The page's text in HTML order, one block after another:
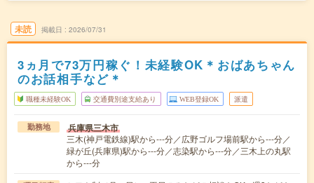
未読 掲載日 2026/07/31
3ヵ月で73万円稼ぐ！未経験OK＊おばあちゃん
のお話相手など＊
職種未経験OK 交通費別途支給あり WEB登録OK 派遣
勤務地 兵庫県三木市
三木(神戸電鉄線)駅から---分／広野ゴルフ場前駅から---分／
緑が丘(兵庫県)駅から---分／志染駅から---分／三木上の丸駅
から---分